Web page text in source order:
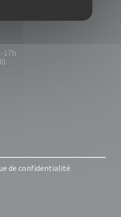
17h
de confidentialité